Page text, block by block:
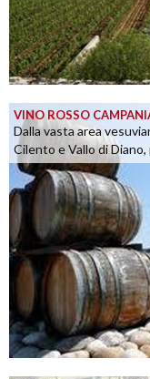
VINO ROSSO
Dalla vasta area
Cilento e Vallo di Diano,